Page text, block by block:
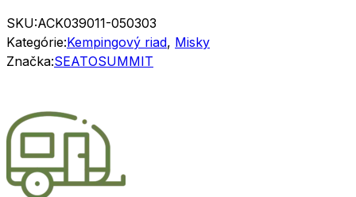
SKU:ACK039011-050303
Kategórie:Kempingový riad, Misky
Značka:SEATOSUMMIT